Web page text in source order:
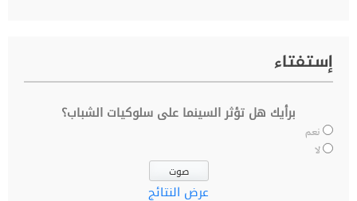
إستفتاء
برأيك هل تؤثر السينما على سلوكيات الشباب؟
نعم
لا
عرض النتائج